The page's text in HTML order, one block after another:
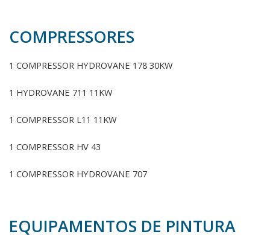
COMPRESSORES
1 COMPRESSOR HYDROVANE 178 30KW
1 HYDROVANE 711 11KW
1 COMPRESSOR L11 11KW
1 COMPRESSOR HV 43
1 COMPRESSOR HYDROVANE 707
EQUIPAMENTOS DE PINTURA